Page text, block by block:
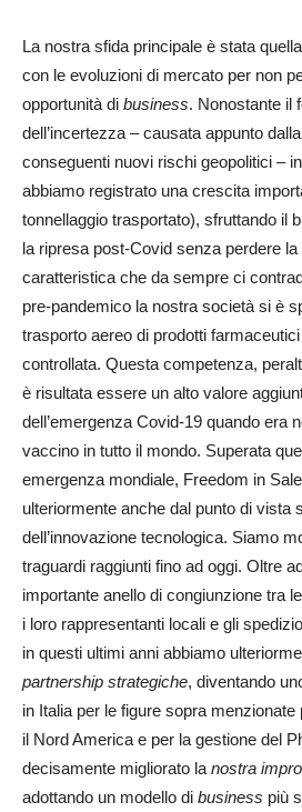
La nostra sfida principale è stata
con le evoluzioni di mercato per non
opportunità di business. Nonostante il
dell’incertezza – causata appunto
conseguenti nuovi rischi geopolitici –
abbiamo registrato una crescita
tonnellaggio trasportato), sfruttando il
la ripresa post-Covid senza perdere la
caratteristica che da sempre ci
pre-pandemico la nostra società si è
trasporto aereo di prodotti
controllata. Questa competenza,
è risultata essere un alto valore
dell’emergenza Covid-19 quando era
vaccino in tutto il mondo. Superata
emergenza mondiale, Freedom in
ulteriormente anche dal punto di vista
dell’innovazione tecnologica. Siamo
traguardi raggiunti fino ad oggi. Oltre
importante anello di congiunzione tra
i loro rappresentanti locali e gli
in questi ultimi anni abbiamo
partnership strategiche, diventando
in Italia per le figure sopra
il Nord America e per la gestione del
decisamente migliorato la nostra
adottando un modello di business più